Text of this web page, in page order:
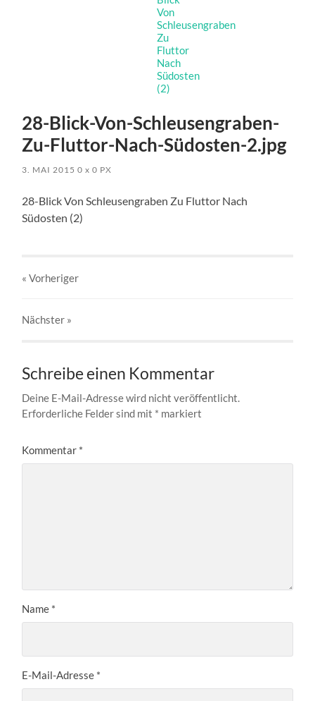
28-Blick-Von-Schleusengraben-
Zu-Fluttor-Nach-Südosten-2.jpg
3. MAI 2015 0x 0 PX
28-Blick Von Schleusengraben Zu Fluttor Nach
Südosten (2)
« Vorheriger
Nächster »
Schreibe einen Kommentar
Deine E-Mail-Adresse wird nicht veröffentlicht.
Erforderliche Felder sind mit * markiert
Kommentar *
Name *
E-Mail-Adresse *